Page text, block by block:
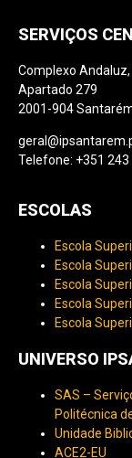
SERVIÇOS
Complexo Andaluz,
Apartado 279
2001-904
Telefone: +351 243
ESCOLAS
Escola
Escola
Escola
Escola
Escola
UNIVERSO
SAS –
Politécnica
Unidade
ACE2-EU